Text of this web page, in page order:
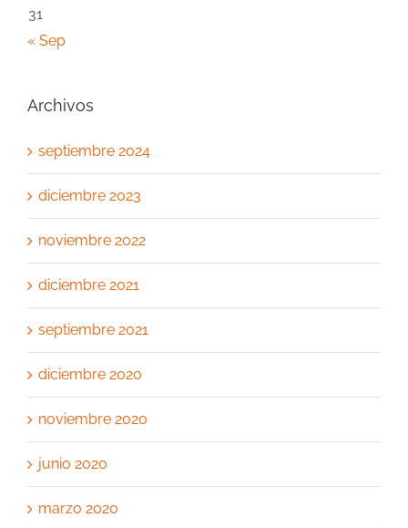
31
« Sep
Archivos
septiembre 2024
diciembre 2023
noviembre 2022
diciembre 2021
septiembre 2021
diciembre 2020
noviembre 2020
junio 2020
marzo 2020